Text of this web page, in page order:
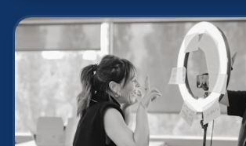
mettre en œuvre un certain nombre